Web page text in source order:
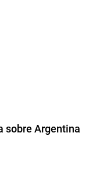
sobre Argentina